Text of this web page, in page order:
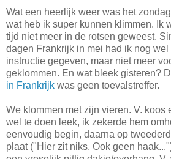
Wat een heerlijk weer was het
wat heb ik super kunnen klimmen. Ik
tijd niet meer in de rotsen geweest.
dagen Frankrijk in mei had ik nog wel
instructie gegeven, maar niet meer
geklommen. En wat bleek gisteren?
in Frankrijk was geen toevalstreffer.
We klommen met zijn vieren. V. koos
wel te doen leek, ik zekerde hem
eenvoudig begin, daarna op
plaat ("Hier zit niks. Ook geen